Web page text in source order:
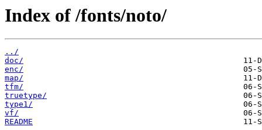
Index of /fonts/noto/
../
doc/
enc/
map/
tfm/
truetype/
type1/
vf/
README